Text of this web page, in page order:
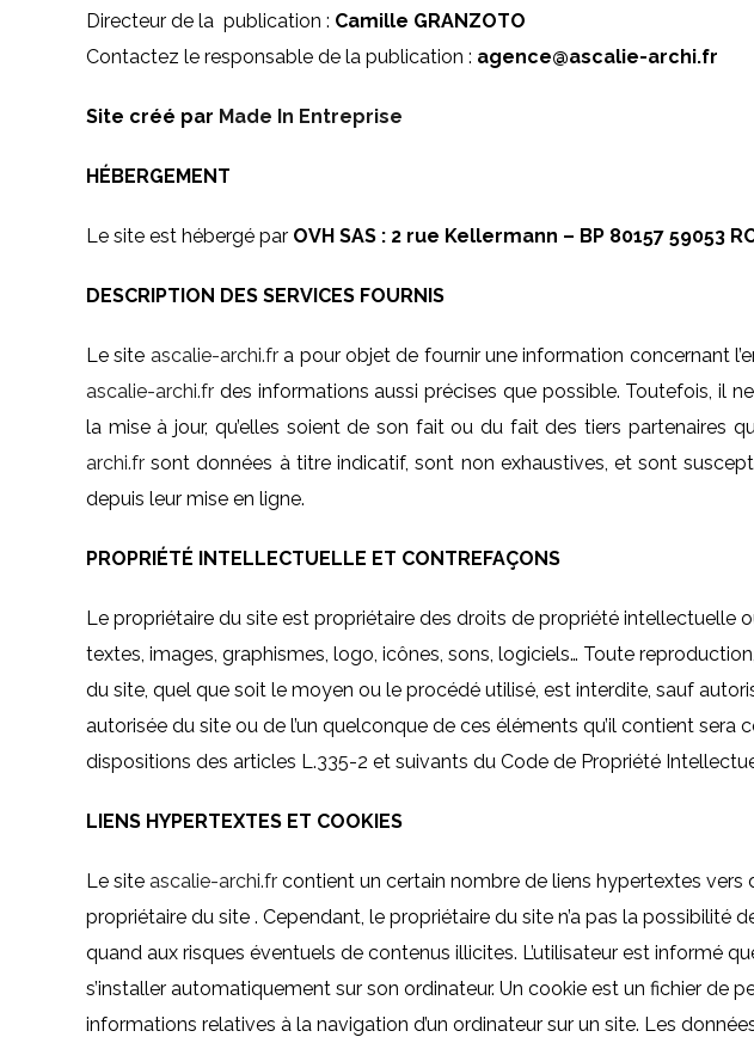
Directeur de la publication : Camille GRANZOTO
Contactez le responsable de la publication : agence@ascalie-archi.fr
Site créé par Made In Entreprise
HÉBERGEMENT
Le site est hébergé par OVH SAS : 2 rue Kellermann – BP 80157 59053
DESCRIPTION DES SERVICES FOURNIS
Le site ascalie-archi.fra pour objet de fournir une information concernant
ascalie-archi.fr des informations aussi précises que possible. Toutefois, il
la mise à jour, qu’elles soient de son fait ou du fait des tiers partenaires
archi.fr sont données à titre indicatif, sont non exhaustives, et sont
depuis leur mise en ligne.
PROPRIÉTÉ INTELLECTUELLE ET CONTREFAÇONS
Le propriétaire du site est propriétaire des droits de propriété intellectuelle
textes, images, graphismes, logo, icônes, sons, logiciels… Toute
du site, quel que soit le moyen ou le procédé utilisé, est interdite, sauf
autorisée du site ou de l’un quelconque de ces éléments qu’il contient
dispositions des articles L.335-2 et suivants du Code de Propriété
LIENS HYPERTEXTES ET COOKIES
Le site ascalie-archi.fr contient un certain nombre de liens hypertextes vers
propriétaire du site . Cependant, le propriétaire du site n’a pas la
quand aux risques éventuels de contenus illicites. L’utilisateur est informé
s’installer automatiquement sur son ordinateur. Un cookie est un fichier de
informations relatives à la navigation d’un ordinateur sur un site. Les